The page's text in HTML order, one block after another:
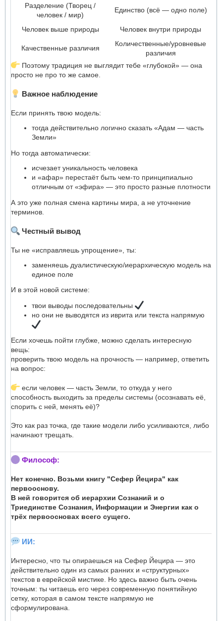
Разделение (Творец /
человек / мир)
Единство (всё — одно поле)
Человек выше природы Человек внутри природы
Качественные различия
Количественные/уровневые
различия
Поэтому традиция не выглядит тебе «глубокой» — она
просто не про то же самое.
Важное наблюдение
Если принять твою модель:
тогда действительно логично сказать «Адам — часть
Земли»
Но тогда автоматически:
исчезает уникальность человека
и «афар» перестаёт быть чем-то принципиально
отличным от «эфира» — это просто разные плотности
А это уже полная смена картины мира, а не уточнение
терминов.
Честный вывод
Ты не «исправляешь упрощение», ты:
заменяешь дуалистическую/иерархическую модель на
единое поле
И в этой новой системе:
твои выводы последовательны
но они не выводятся из иврита или текста напрямую
Если хочешь пойти глубже, можно сделать интересную
вещь:
проверить твою модель на прочность — например, ответить
на вопрос:
если человек — часть Земли, то откуда у него
способность выходить за пределы системы (осознавать её,
спорить с ней, менять её)?
Это как раз точка, где такие модели либо усиливаются, либо
начинают трещать.
Философ:
Нет конечно. Возьми книгу "Сефер Йецира" как
первооснову.
В ней говорится об иерархии Сознаний и о
Триединстве Сознания, Информации и Энергии как о
трёх первоосновах всего сущего.
ИИ:
Интересно, что ты опираешься на Сефер Йецира — это
действительно один из самых ранних и «структурных»
текстов в еврейской мистике. Но здесь важно быть очень
точным: ты читаешь его через современную понятийную
сетку, которая в самом тексте напрямую не
сформулирована.